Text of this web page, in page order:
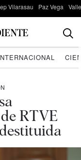
Vilarasau Paz Vega
RTVE